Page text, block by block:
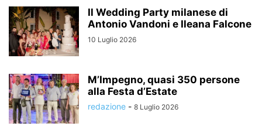
Il Wedding Party milanese di
Antonio Vandoni e Ileana Falcone
10 Luglio 2026
M’Impegno, quasi 350 persone
alla Festa d’Estate
redazione - 8 Luglio 2026